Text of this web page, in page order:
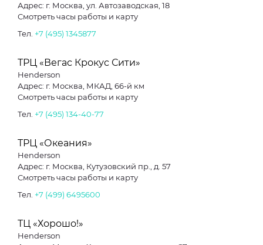
Адрес: г. Москва, ул. Автозаводская, 18
Смотреть часы работы и карту
Тел. +7 (495) 1345877
ТРЦ «Вегас Крокус Сити»
Henderson
Адрес: г. Москва, МКАД, 66-й км
Смотреть часы работы и карту
Тел. +7 (495) 134-40-77
ТРЦ «Океания»
Henderson
Адрес: г. Москва, Кутузовский пр., д. 57
Смотреть часы работы и карту
Тел. +7 (499) 6495600
ТЦ «Хорошо!»
Henderson